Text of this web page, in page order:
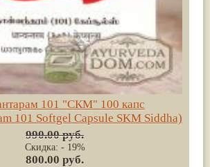
101 "СКМ" 100 капс
101 Softgel Capsule SKM Siddha)
990.00 руб.
Скидка: - 19%
800.00 руб.